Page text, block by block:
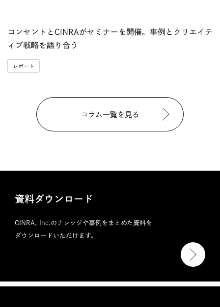
コンセントとCINRAがセミナーを開催。事例とクリエイテ
ィブ戦略を語り合う
レポート
コラム一覧を見る
資料ダウンロード
CINRA, Inc.のナレッジや事例をまとめた資料を
ダウンロードいただけます。